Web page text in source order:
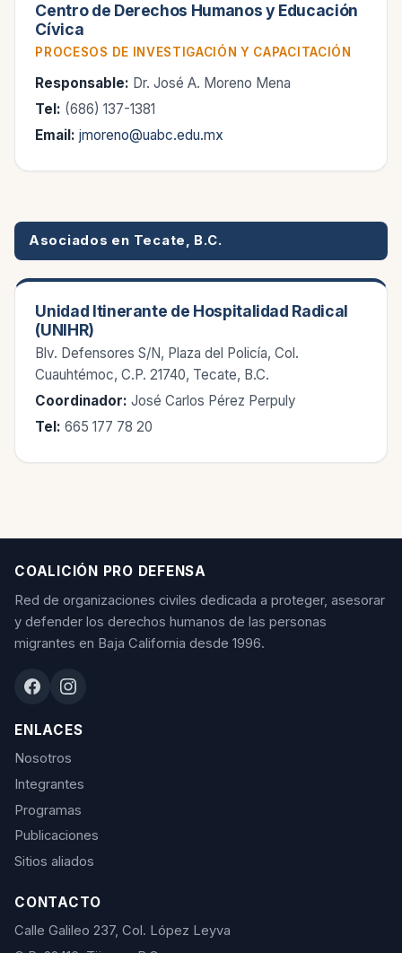
Centro de Derechos Humanos y Educación
Cívica
PROCESOS DE INVESTIGACIÓN Y CAPACITACIÓN
Responsable: Dr. José A. Moreno Mena
Tel: (686) 137-1381
Email: jmoreno@uabc.edu.mx
Asociados en Tecate, B.C.
Unidad Itinerante de Hospitalidad Radical
(UNIHR)
Blv. Defensores S/N, Plaza del Policía, Col.
Cuauhtémoc, C.P. 21740, Tecate, B.C.
Coordinador: José Carlos Pérez Perpuly
Tel: 665 177 78 20
COALICIÓN PRO DEFENSA
Red de organizaciones civiles dedicada a proteger, asesorar
y defender los derechos humanos de las personas
migrantes en Baja California desde 1996.
ENLACES
Nosotros
Integrantes
Programas
Publicaciones
Sitios aliados
CONTACTO
Calle Galileo 237, Col. López Leyva